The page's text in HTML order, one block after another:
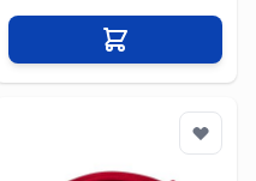
In den